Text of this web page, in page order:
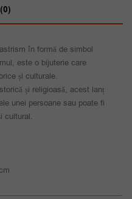
în formă de simbol
este o bijuterie care
și culturale.
și religioasă, acest lanț
unei persoane sau poate fi
cultural.